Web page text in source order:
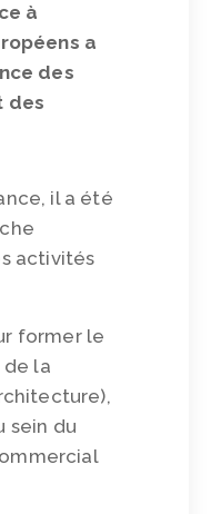
à
a
des
des
il a été
activités
former le
la
sein du